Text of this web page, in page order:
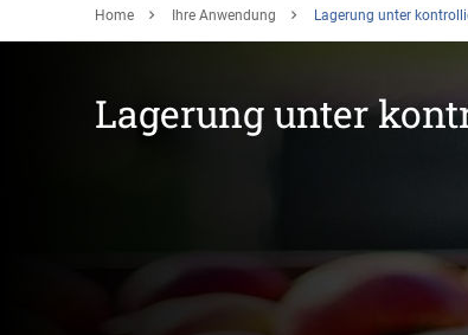
Home Ihre Anwendung Lagerung unter
Lagerung unter